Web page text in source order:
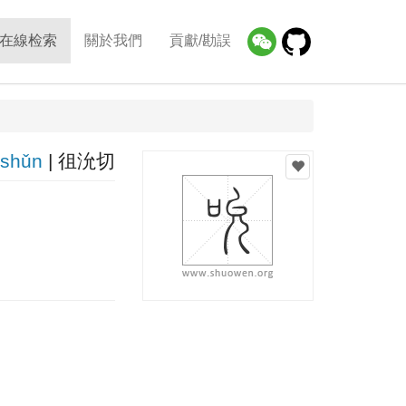
在線检索 關於我們 貢獻/勘誤
shǔn | 徂沇切